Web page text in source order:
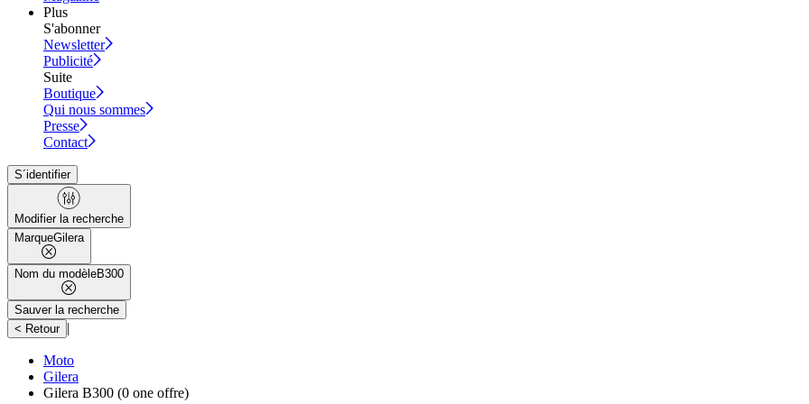
Plus
S'abonner
Newsletter
Publicité
Suite
Boutique
Qui nous sommes
Presse
Contact
S´identifier
Modifier la recherche
MarqueGilera
Nom du modèleB300
Sauver la recherche
< Retour |
Moto
Gilera
Gilera B300 (0 one offre)